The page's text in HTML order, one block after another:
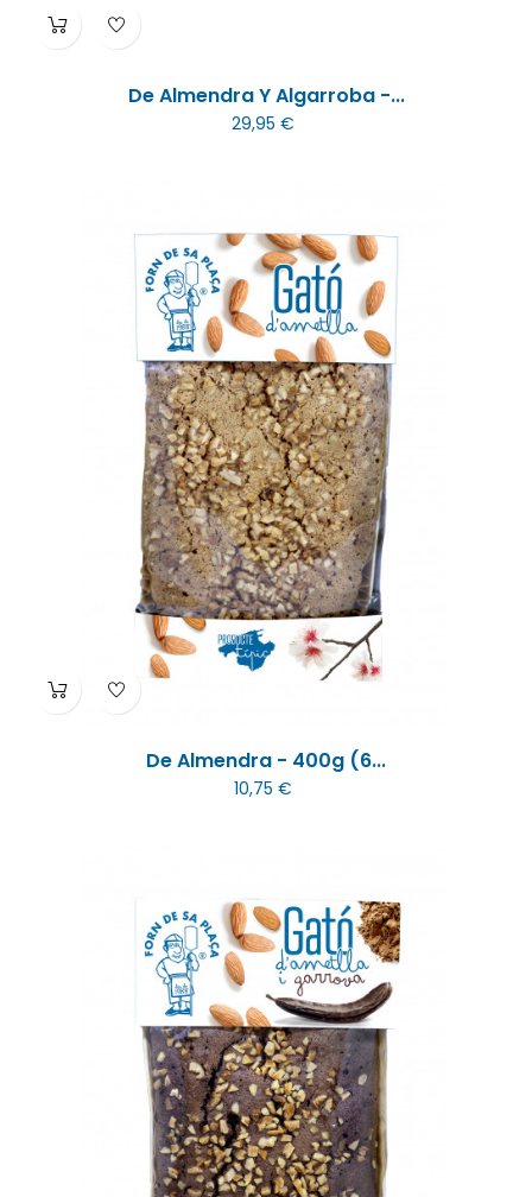
De Almendra Y Algarroba -...
29,95 €
De Almendra - 400g (6...
10,75 €